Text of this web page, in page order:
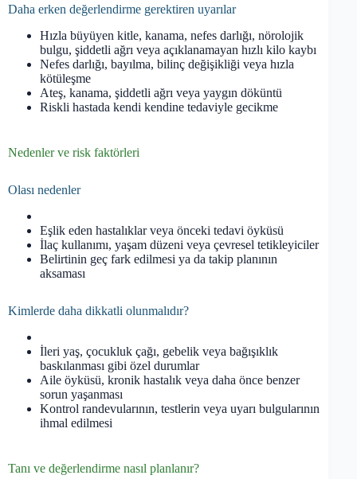
Daha erken değerlendirme gerektiren uyarılar
Hızla büyüyen kitle, kanama, nefes darlığı, nörolojik
bulgu, şiddetli ağrı veya açıklanamayan hızlı kilo kaybı
Nefes darlığı, bayılma, bilinç değişikliği veya hızla
kötüleşme
Ateş, kanama, şiddetli ağrı veya yaygın döküntü
Riskli hastada kendi kendine tedaviyle gecikme
Nedenler ve risk faktörleri
Olası nedenler
Eşlik eden hastalıklar veya önceki tedavi öyküsü
İlaç kullanımı, yaşam düzeni veya çevresel tetikleyiciler
Belirtinin geç fark edilmesi ya da takip planının
aksaması
Kimlerde daha dikkatli olunmalıdır?
İleri yaş, çocukluk çağı, gebelik veya bağışıklık
baskılanması gibi özel durumlar
Aile öyküsü, kronik hastalık veya daha önce benzer
sorun yaşanması
Kontrol randevularının, testlerin veya uyarı bulgularının
ihmal edilmesi
Tanı ve değerlendirme nasıl planlanır?